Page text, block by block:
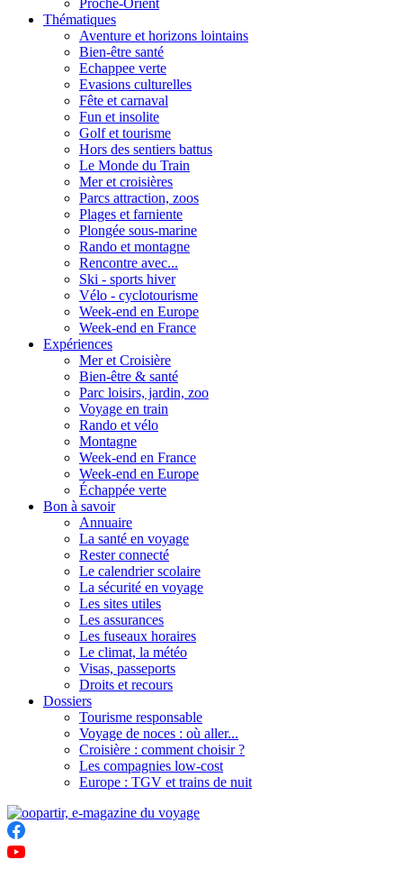
Proche-Orient
Thématiques
Aventure et horizons lointains
Bien-être santé
Echappee verte
Evasions culturelles
Fête et carnaval
Fun et insolite
Golf et tourisme
Hors des sentiers battus
Le Monde du Train
Mer et croisières
Parcs attraction, zoos
Plages et farniente
Plongée sous-marine
Rando et montagne
Rencontre avec...
Ski - sports hiver
Vélo - cyclotourisme
Week-end en Europe
Week-end en France
Expériences
Mer et Croisière
Bien-être & santé
Parc loisirs, jardin, zoo
Voyage en train
Rando et vélo
Montagne
Week-end en France
Week-end en Europe
Échappée verte
Bon à savoir
Annuaire
La santé en voyage
Rester connecté
Le calendrier scolaire
La sécurité en voyage
Les sites utiles
Les assurances
Les fuseaux horaires
Le climat, la météo
Visas, passeports
Droits et recours
Dossiers
Tourisme responsable
Voyage de noces : où aller...
Croisière : comment choisir ?
Les compagnies low-cost
Europe : TGV et trains de nuit